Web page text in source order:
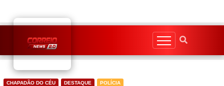
content
CHAPADÃO DO CÉU DESTAQUE POLÍCIA